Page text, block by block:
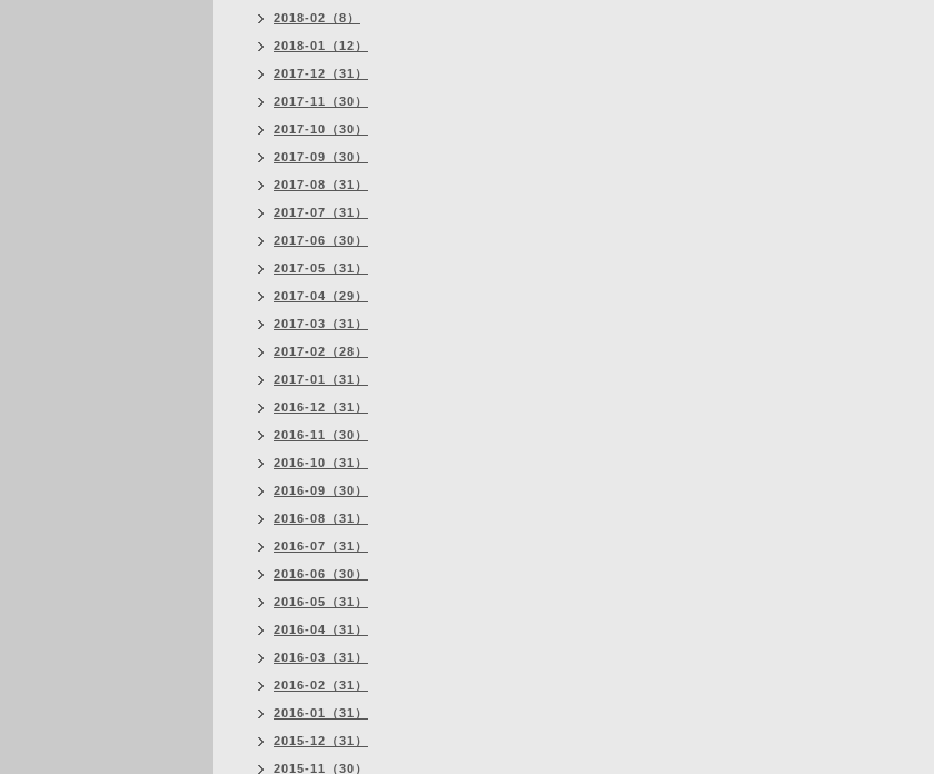
2018-02（8）
2018-01（12）
2017-12（31）
2017-11（30）
2017-10（30）
2017-09（30）
2017-08（31）
2017-07（31）
2017-06（30）
2017-05（31）
2017-04（29）
2017-03（31）
2017-02（28）
2017-01（31）
2016-12（31）
2016-11（30）
2016-10（31）
2016-09（30）
2016-08（31）
2016-07（31）
2016-06（30）
2016-05（31）
2016-04（31）
2016-03（31）
2016-02（31）
2016-01（31）
2015-12（31）
2015-11（30）